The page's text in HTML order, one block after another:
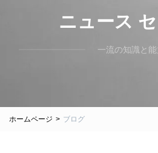
ニュース
一流の知識と能
ホームページ > ブログ